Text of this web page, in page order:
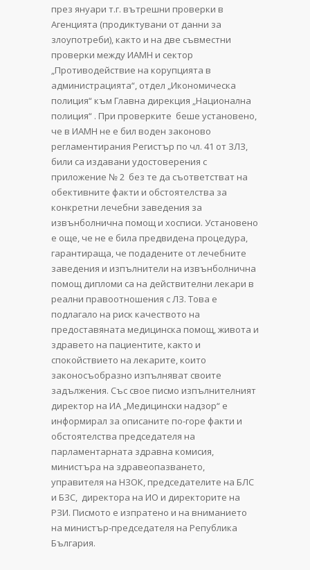
през януари т.г. вътрешни проверки в
Агенцията (продиктувани от данни за
злоупотреби), както и на две съвместни
проверки между ИАМН и сектор
„Противодействие на корупцията в
администрацията“, отдел „Икономическа
полиция“ към Главна дирекция „Национална
полиция“ . При проверките беше установено,
че в ИАМН не е бил воден законово
регламентирания Регистър по чл. 41 от ЗЛЗ,
били са издавани удостоверения с
приложение № 2 без те да съответстват на
обективните факти и обстоятелства за
конкретни лечебни заведения за
извънболнична помощ и хосписи. Установено
е още, че не е била предвидена процедура,
гарантираща, че подадените от лечебните
заведения и изпълнители на извънболнична
помощ дипломи са на действителни лекари в
реални правоотношения с ЛЗ. Това е
подлагало на риск качеството на
предоставяната медицинска помощ, живота и
здравето на пациентите, както и
спокойствието на лекарите, които
законосъобразно изпълняват своите
задължения. Със свое писмо изпълнителният
директор на ИА „Медицински надзор“ е
информирал за описаните по-горе факти и
обстоятелства председателя на
парламентарната здравна комисия,
министъра на здравеопазването,
управителя на НЗОК, председателите на БЛС
и БЗС, директора на ИО и директорите на
РЗИ. Писмото е изпратено и на вниманието
на министър-председателя на Република
България.